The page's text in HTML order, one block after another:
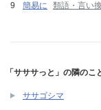
簡易に
類語・言い
「サササっと」の隣のこ
ササゴシマ